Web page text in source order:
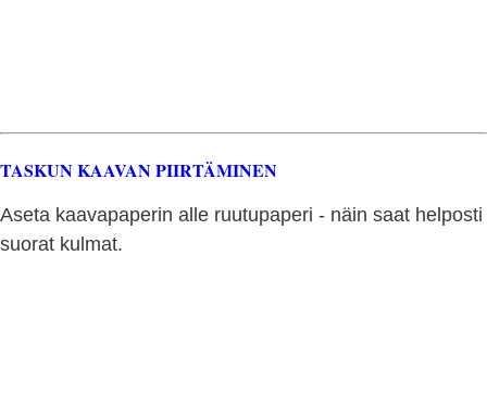
TASKUN KAAVAN PIIRTÄMINEN
Aseta kaavapaperin alle ruutupaperi - näin saat helposti
suorat kulmat.